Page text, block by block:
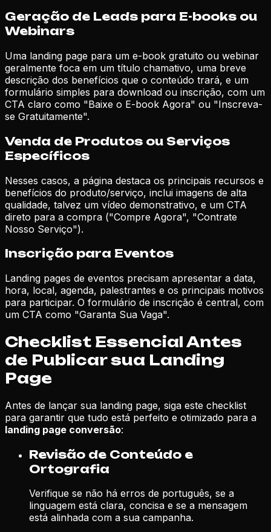
Geração de Leads para E-books ou
Webinars
Uma landing page para um e-book gratuito ou webinar
geralmente foca em um título chamativo, uma breve
descrição dos benefícios que o conteúdo trará, e um
formulário simples para download ou inscrição, com um
CTA claro como "Baixe o E-book Agora" ou "Inscreva-
se Gratuitamente".
Venda de Produtos ou Serviços
Específicos
Nesses casos, a página destaca os principais recursos e
benefícios do produto/serviço, inclui imagens de alta
qualidade, talvez um vídeo demonstrativo, e um CTA
direto para a compra ("Compre Agora", "Contrate
Nosso Serviço").
Inscrição para Eventos
Landing pages de eventos precisam apresentar a data,
hora, local, agenda, palestrantes e os principais motivos
para participar. O formulário de inscrição é central, com
um CTA como "Garanta Sua Vaga".
Checklist Essencial Antes
de Publicar sua Landing
Page
Antes de lançar sua landing page, siga este checklist
para garantir que tudo está perfeito e otimizado para a
landing page conversão:
Revisão de Conteúdo e
Ortografia
Verifique se não há erros de português, se a
linguagem está clara, concisa e se a mensagem
está alinhada com a sua campanha.